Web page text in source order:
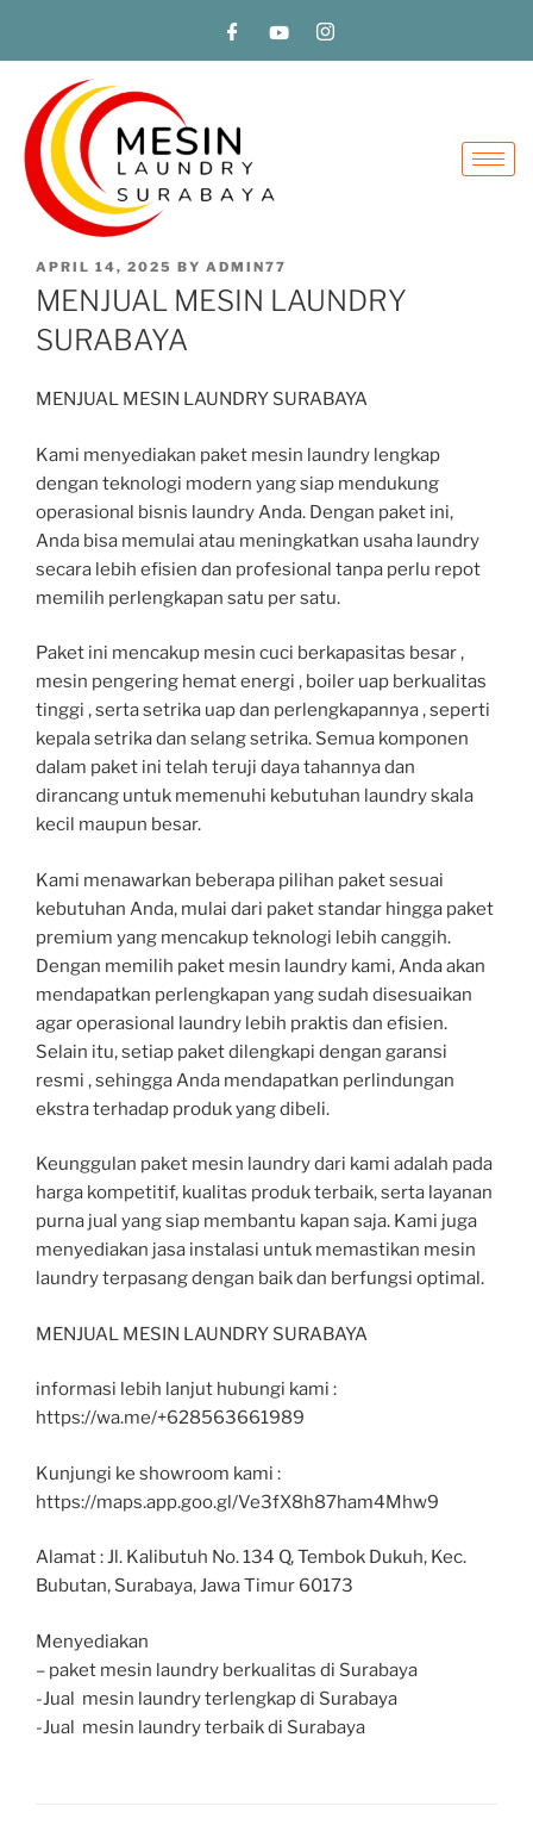
APRIL 14, 2025 BY ADMIN77
MENJUAL MESIN LAUNDRY
SURABAYA
MENJUAL MESIN LAUNDRY SURABAYA
Kami menyediakan paket mesin laundry lengkap
dengan teknologi modern yang siap mendukung
operasional bisnis laundry Anda. Dengan paket ini,
Anda bisa memulai atau meningkatkan usaha laundry
secara lebih efisien dan profesional tanpa perlu repot
memilih perlengkapan satu per satu.
Paket ini mencakup mesin cuci berkapasitas besar ,
mesin pengering hemat energi , boiler uap berkualitas
tinggi , serta setrika uap dan perlengkapannya , seperti
kepala setrika dan selang setrika. Semua komponen
dalam paket ini telah teruji daya tahannya dan
dirancang untuk memenuhi kebutuhan laundry skala
kecil maupun besar.
Kami menawarkan beberapa pilihan paket sesuai
kebutuhan Anda, mulai dari paket standar hingga paket
premium yang mencakup teknologi lebih canggih.
Dengan memilih paket mesin laundry kami, Anda akan
mendapatkan perlengkapan yang sudah disesuaikan
agar operasional laundry lebih praktis dan efisien.
Selain itu, setiap paket dilengkapi dengan garansi
resmi , sehingga Anda mendapatkan perlindungan
ekstra terhadap produk yang dibeli.
Keunggulan paket mesin laundry dari kami adalah pada
harga kompetitif, kualitas produk terbaik, serta layanan
purna jual yang siap membantu kapan saja. Kami juga
menyediakan jasa instalasi untuk memastikan mesin
laundry terpasang dengan baik dan berfungsi optimal.
MENJUAL MESIN LAUNDRY SURABAYA
informasi lebih lanjut hubungi kami :
https://wa.me/+628563661989
Kunjungi ke showroom kami :
https://maps.app.goo.gl/Ve3fX8h87ham4Mhw9
Alamat : Jl. Kalibutuh No. 134 Q, Tembok Dukuh, Kec.
Bubutan, Surabaya, Jawa Timur 60173
Menyediakan
– paket mesin laundry berkualitas di Surabaya
-Jual mesin laundry terlengkap di Surabaya
-Jual mesin laundry terbaik di Surabaya